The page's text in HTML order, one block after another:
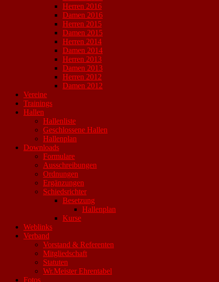
Herren 2016
Damen 2016
Herren 2015
Damen 2015
Herren 2014
Damen 2014
Herren 2013
Damen 2013
Herren 2012
Damen 2012
Vereine
Trainings
Hallen
Hallenliste
Geschlossene Hallen
Hallenplan
Downloads
Formulare
Ausschreibungen
Ordnungen
Ergänzungen
Schiedsrichter
Besetzung
Hallenplan
Kurse
Weblinks
Verband
Vorstand & Referenten
Mitgliedschaft
Statuten
Wr.Meister Ehrentabel
Fotos